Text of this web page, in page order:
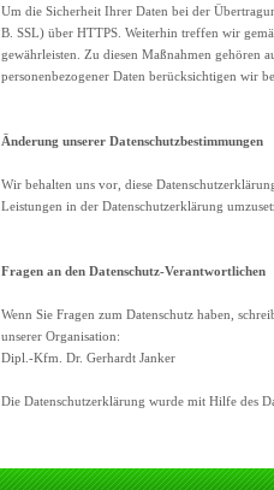
Um die Sicherheit Ihrer Daten bei der
B. SSL) über HTTPS. Weiterhin treffen wir
gewährleisten. Zu diesen Maßnahmen gehören
personenbezogener Daten berücksichtigen wir
Änderung unserer Datenschutzbestimmungen
Wir behalten uns vor, diese
Leistungen in der Datenschutzerklärung
Fragen an den Datenschutz-Verantwortlichen
Wenn Sie Fragen zum Datenschutz haben,
unserer Organisation:
Dipl.-Kfm. Dr. Gerhardt Janker
Die Datenschutzerklärung wurde mit Hilfe des